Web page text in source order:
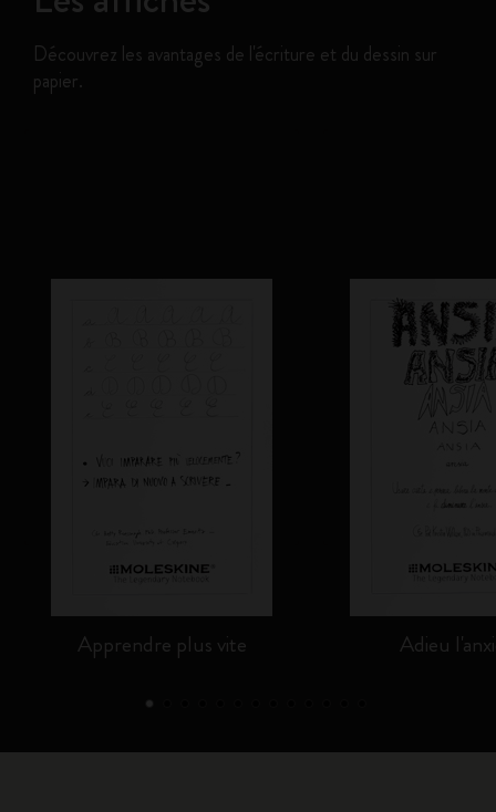
Découvrez les avantages de l'écriture et du dessin sur
papier.
Apprendre plus vite Adieu